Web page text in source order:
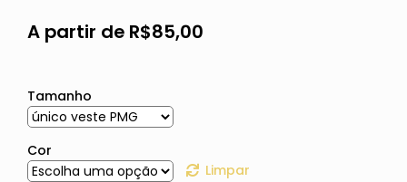
A partir de R$85,00
Tamanho
Cor
Limpar